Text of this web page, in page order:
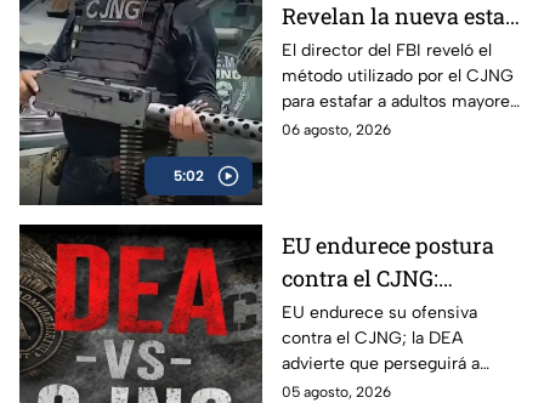
5:02
Revelan la nueva estafa
del CJNG a adultos
mayores de Estados
Unidos
El director del FBI reveló el
método utilizado por el CJNG
para estafar a adultos mayores
de Estados Unidos desde
06 agosto, 2026
EU endurece postura
contra el CJNG:
advierte que también
irá por políticos que
protejan al cártel
EU endurece su ofensiva
contra el CJNG; la DEA
advierte que perseguirá a
políticos que protejan al cártel
05 agosto, 2026